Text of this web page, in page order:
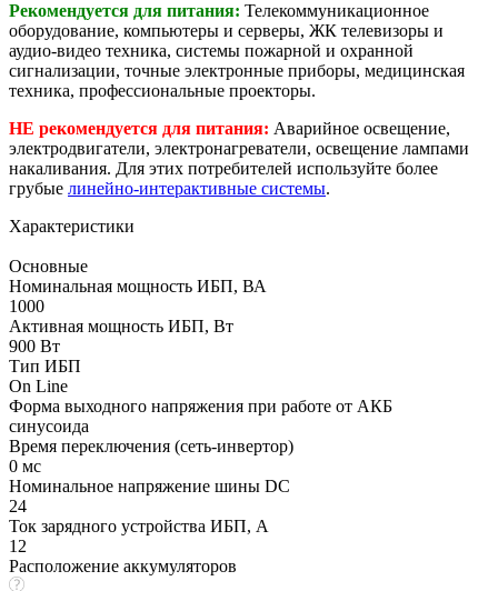
Рекомендуется для питания: Телекоммуникационное
оборудование, компьютеры и серверы, ЖК телевизоры и
аудио-видео техника, системы пожарной и охранной
сигнализации, точные электронные приборы, медицинская
техника, профессиональные проекторы.
НЕ рекомендуется для питания: Аварийное освещение,
электродвигатели, электронагреватели, освещение лампами
накаливания. Для этих потребителей используйте более
грубые линейно-интерактивные системы.
Характеристики
Основные
Номинальная мощность ИБП, ВА
1000
Активная мощность ИБП, Вт
900 Вт
Тип ИБП
On Line
Форма выходного напряжения при работе от АКБ
синусоида
Время переключения (сеть-инвертор)
0 мс
Номинальное напряжение шины DC
24
Ток зарядного устройства ИБП, А
12
Расположение аккумуляторов